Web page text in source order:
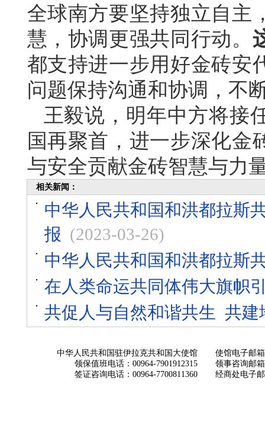
全球南方要坚持独立自主
慧，协调更强共同行动。
都支持进一步用好金砖安
问题保持沟通和协调，不
王毅说，明年中方将接
国再聚首，进一步深化金
与安全贡献金砖智慧与力
相关新闻：
中华人民共和国和洪都拉斯
报 (2023-03-26)
中华人民共和国和洪都拉斯
在人类命运共同体伟大旗帜
共促人与自然和谐共生 ​共建
中华人民共和国驻伊拉克共和国大使馆
领保值班电话：00964-7901912315
签证咨询电话：00964-7700811360
使馆电子邮箱
领事咨询邮箱
经商处电子